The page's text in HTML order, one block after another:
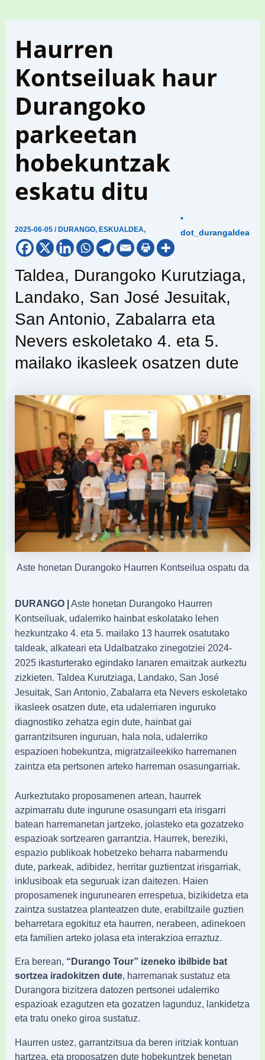
Haurren
Kontseiluak haur
Durangoko
parkeetan
hobekuntzak
eskatu ditu
2025-06-05/ DURANGO, ESKUALDEA,
•
dot_durangaldea
Taldea, Durangoko Kurutziaga,
Landako, San José Jesuitak,
San Antonio, Zabalarra eta
Nevers eskoletako 4. eta 5.
mailako ikasleek osatzen dute
Aste honetan Durangoko Haurren Kontseilua ospatu da
DURANGO |
Aste honetan Durangoko Haurren
Kontseiluak, udalerriko hainbat eskolatako lehen
hezkuntzako 4. eta 5. mailako 13 haurrek osatutako
taldeak, alkateari eta Udalbatzako zinegotziei 2024-
2025 ikasturterako egindako lanaren emaitzak aurkeztu
zizkieten. Taldea Kurutziaga, Landako, San José
Jesuitak, San Antonio, Zabalarra eta Nevers eskoletako
ikasleek osatzen dute, eta udalerriaren inguruko
diagnostiko zehatza egin dute, hainbat gai
garrantzitsuren inguruan, hala nola, udalerriko
espazioen hobekuntza, migratzaileekiko harremanen
zaintza eta pertsonen arteko harreman osasungarriak.
Aurkeztutako proposamenen artean, haurrek
azpimarratu dute ingurune osasungarri eta irisgarri
batean harremanetan jartzeko, jolasteko eta gozatzeko
espazioak sortzearen garrantzia. Haurrek, bereziki,
espazio publikoak hobetzeko beharra nabarmendu
dute, parkeak, adibidez, herritar guztientzat irisgarriak,
inklusiboak eta seguruak izan daitezen. Haien
proposamenek ingurunearen errespetua, bizikidetza eta
zaintza sustatzea planteatzen dute, erabiltzaile guztien
beharretara egokituz eta haurren, nerabeen, adinekoen
eta familien arteko jolasa eta interakzioa erraztuz.
Era berean, “Durango Tour” izeneko ibilbide bat
sortzea iradokitzen dute, harremanak sustatuz eta
Durangora bizitzera datozen pertsonei udalerriko
espazioak ezagutzen eta gozatzen lagunduz, lankidetza
eta tratu oneko giroa sustatuz.
Haurren ustez, garrantzitsua da beren iritziak kontuan
hartzea, eta proposatzen dute hobekuntzek benetan